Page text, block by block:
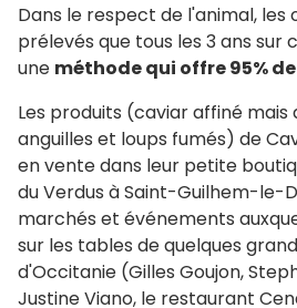
Dans le respect de l'animal,
prélevés que tous les 3 ans sur
une méthode qui offre 95%
Les produits (caviar affiné mais
anguilles et loups fumés) de
en vente dans leur petite
du Verdus à Saint-Guilhem-le-
marchés et événements
sur les tables de quelques
d'Occitanie (Gilles Goujon,
Justine Viano, le restaurant